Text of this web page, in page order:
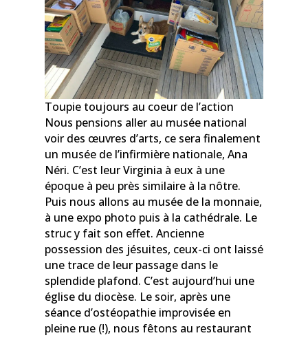
Toupie toujours au coeur de l’action
Nous pensions aller au musée national
voir des œuvres d’arts, ce sera finalement
un musée de l’infirmière nationale, Ana
Néri. C’est leur Virginia à eux à une
époque à peu près similaire à la nôtre.
Puis nous allons au musée de la monnaie,
à une expo photo puis à la cathédrale. Le
struc y fait son effet. Ancienne
possession des jésuites, ceux-ci ont laissé
une trace de leur passage dans le
splendide plafond. C’est aujourd’hui une
église du diocèse. Le soir, après une
séance d’ostéopathie improvisée en
pleine rue (!), nous fêtons au restaurant